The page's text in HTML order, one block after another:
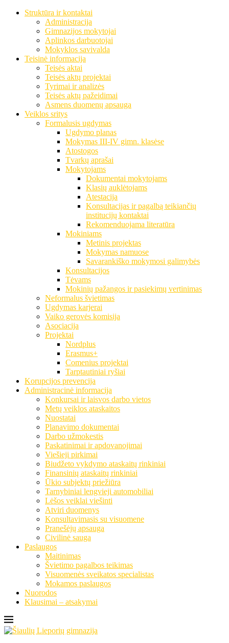
Struktūra ir kontaktai
Administracija
Gimnazijos mokytojai
Aplinkos darbuotojai
Mokyklos savivalda
Teisinė informacija
Teisės aktai
Teisės aktų projektai
Tyrimai ir analizės
Teisės aktų pažeidimai
Asmens duomenų apsauga
Veiklos sritys
Formalusis ugdymas
Ugdymo planas
Mokymas III-IV gimn. klasėse
Atostogos
Tvarkų aprašai
Mokytojams
Dokumentai mokytojams
Klasių auklėtojams
Atestacija
Konsultacijas ir pagalbą teikiančių
institucijų kontaktai
Rekomenduojama literatūra
Mokiniams
Metinis projektas
Mokymas namuose
Savarankiško mokymosi galimybės
Konsultacijos
Tėvams
Mokinių pažangos ir pasiekimų vertinimas
Neformalus švietimas
Ugdymas karjerai
Vaiko gerovės komisija
Asociacija
Projektai
Nordplus
Erasmus+
Comenius projektai
Tarptautiniai ryšiai
Korupcijos prevencija
Administracinė informacija
Konkursai ir laisvos darbo vietos
Metų veiklos ataskaitos
Nuostatai
Planavimo dokumentai
Darbo užmokestis
Paskatinimai ir apdovanojimai
Viešieji pirkimai
Biudžeto vykdymo ataskaitų rinkiniai
Finansinių ataskaitų rinkiniai
Ūkio subjektų priežiūra
Tarnybiniai lengvieji automobiliai
Lėšos veiklai viešinti
Atviri duomenys
Konsultavimasis su visuomene
Pranešėjų apsauga
Civilinė sauga
Paslaugos
Maitinimas
Švietimo pagalbos teikimas
Visuomenės sveikatos specialistas
Mokamos paslaugos
Nuorodos
Klausimai – atsakymai